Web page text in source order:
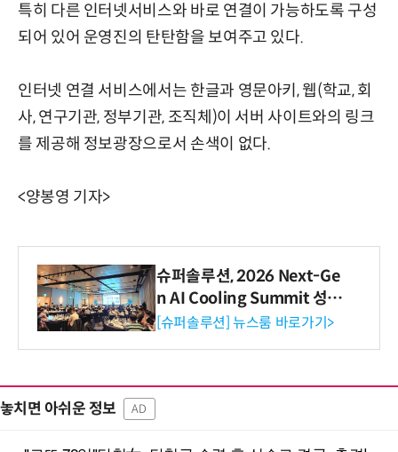
특히 다른 인터넷서비스와 바로 연결이 가능하도록 구성
되어 있어 운영진의 탄탄함을 보여주고 있다.
인터넷 연결 서비스에서는 한글과 영문아키, 웹(학교, 회
사, 연구기관, 정부기관, 조직체)이 서버 사이트와의 링크
를 제공해 정보광장으로서 손색이 없다.
<양봉영 기자>
슈퍼솔루션, 2026 Next-Ge
n AI Cooling Summit 성황
리 성료
[슈퍼솔루션] 뉴스룸 바로가기>
놓치면 아쉬운 정보 AD